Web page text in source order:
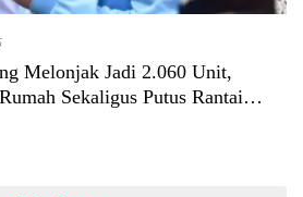
Melonjak Jadi 2.060 Unit,
Sekaligus Putus Rantai